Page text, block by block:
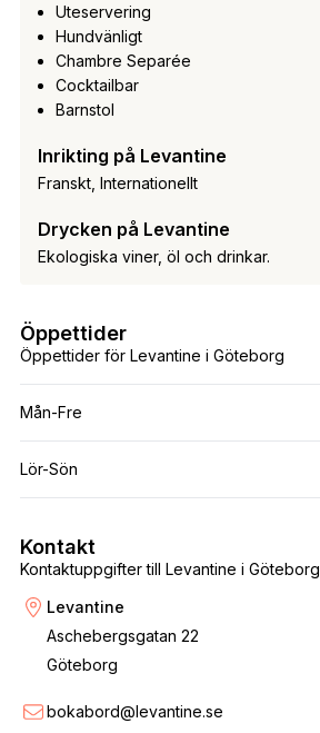
Uteservering
Hundvänligt
Chambre Separée
Cocktailbar
Barnstol
Inrikting på Levantine
Franskt, Internationellt
Drycken på Levantine
Ekologiska viner, öl och drinkar.
Öppettider för Levantine i Göteborg
Öppettider
Mån-Fre
Lör-Sön
Kontaktuppgifter till Levantine i Göteborg
Kontakt
Levantine
Aschebergsgatan 22
Göteborg
bokabord@levantine.se